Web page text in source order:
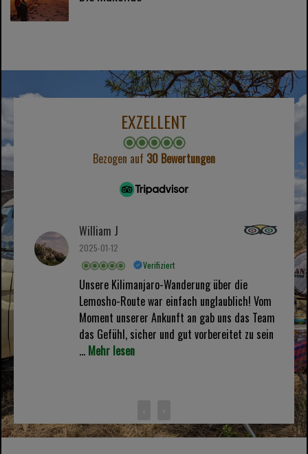
EXZELLENT
Bezogen auf 30 Bewertungen
William J
2025-01-12
Verifiziert
Unsere Kilimanjaro-Wanderung über die
Lemosho-Route war einfach unglaublich! Vom
Moment unserer Ankunft an gab uns das Team
das Gefühl, sicher und gut vorbereitet zu sein
... Mehr lesen